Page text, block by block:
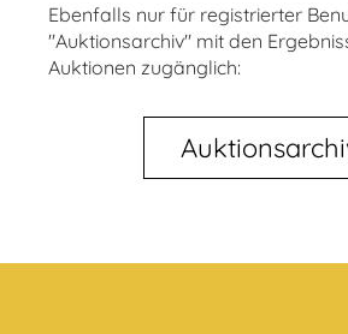
Ebenfalls nur für registrierter
"Auktionsarchiv" mit den
Auktionen zugänglich: